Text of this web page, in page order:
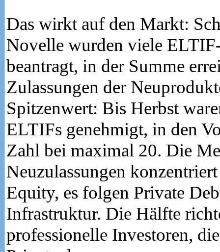
Das wirkt auf den Markt:
Novelle wurden viele
beantragt, in der Summe
Zulassungen der
Spitzenwert: Bis Herbst
ELTIFs genehmigt, in den
Zahl bei maximal 20. Die
Neuzulassungen
Equity, es folgen Private
Infrastruktur. Die Hälfte
professionelle Investoren,